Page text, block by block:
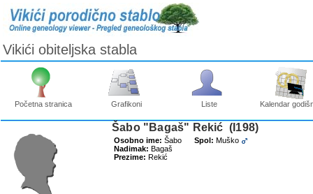
Vikići obiteljska stabla
Početna stranica Grafikoni Liste Kalendar
Šabo "Bagaš" Rekić ‎(I198)‎
Osobno ime: Šabo
Nadimak: Bagaš
Prezime: Rekić
Spol: Muško